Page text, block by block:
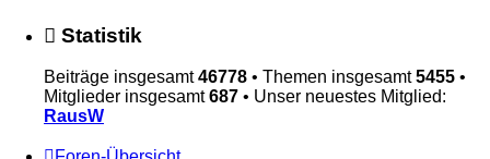
Statistik
Beiträge insgesamt46778 • Themen insgesamt5455 •
Mitglieder insgesamt687 • Unser neuestes Mitglied:
RausW